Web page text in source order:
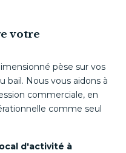
votre
pèse sur vos
bail. Nous vous aidons à
commerciale, en
comme seul
d'activité à